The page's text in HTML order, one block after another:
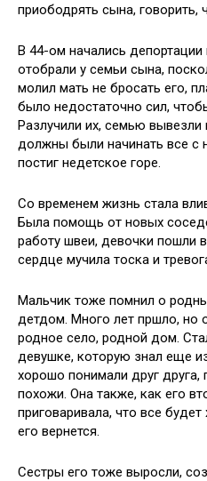
приободрять сына, говорить,
В 44-ом начались депортации
отобрали у семьи сына,
молил мать не бросать его,
было недостаточно сил,
Разлучили их, семью вывезли
должны были начинать все с
постиг недетское горе.
Со временем жизнь стала
Была помощь от новых
работу швеи, девочки пошли
сердце мучила тоска и
Мальчик тоже помнил о
детдом. Много лет пршло, но
родное село, родной дом.
девушке, которую знал еще
хорошо понимали друг
похожи. Она также, как его
приговаривала, что все
его вернется.
Сестры его тоже выросли,